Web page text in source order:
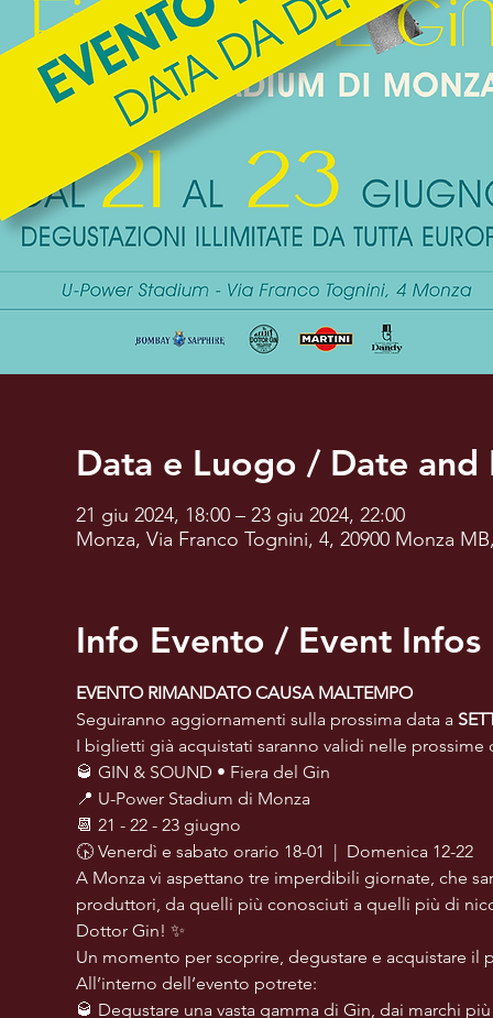
Data e Luogo / Date and
21 giu 2024, 18:00 – 23 giu 2024, 22:00
Monza, Via Franco Tognini, 4, 20900 Monza
Info Evento / Event Infos
EVENTO RIMANDATO CAUSA MALTEMPO
Seguiranno aggiornamenti sulla prossima data a
I biglietti già acquistati saranno validi nelle prossime
🥃 GIN & SOUND • Fiera del Gin
📍 U-Power Stadium di Monza
📆 21 - 22 - 23 giugno
🕟 Venerdì e sabato orario 18-01  |  Domenica 12-22
A Monza vi aspettano tre imperdibili giornate, che
produttori, da quelli più conosciuti a quelli più di
Dottor Gin! ✨
Un momento per scoprire, degustare e acquistare
All’interno dell’evento potrete:
🥃 Degustare una vasta gamma di Gin, dai marchi